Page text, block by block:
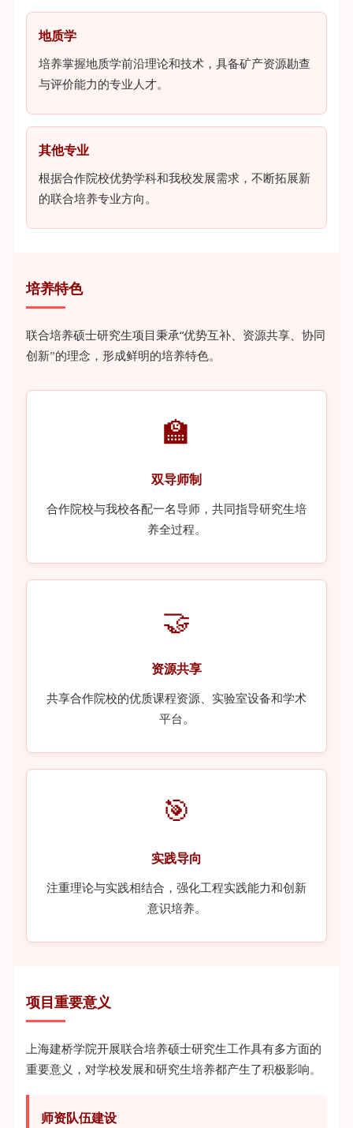
地质学
培养掌握地质学前沿理论和技术，具备矿产资源勘查
与评价能力的专业人才。
其他专业
根据合作院校优势学科和我校发展需求，不断拓展新
的联合培养专业方向。
培养特色
联合培养硕士研究生项目秉承“优势互补、资源共享、协同
创新”的理念，形成鲜明的培养特色。
🏫
双导师制
合作院校与我校各配一名导师，共同指导研究生培
养全过程。
🤝
资源共享
共享合作院校的优质课程资源、实验室设备和学术
平台。
🎯
实践导向
注重理论与实践相结合，强化工程实践能力和创新
意识培养。
项目重要意义
上海建桥学院开展联合培养硕士研究生工作具有多方面的
重要意义，对学校发展和研究生培养都产生了积极影响。
师资队伍建设